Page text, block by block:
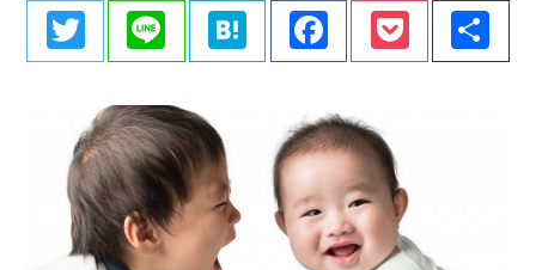
TwitterLine HatenaFacebook
Pocket
有